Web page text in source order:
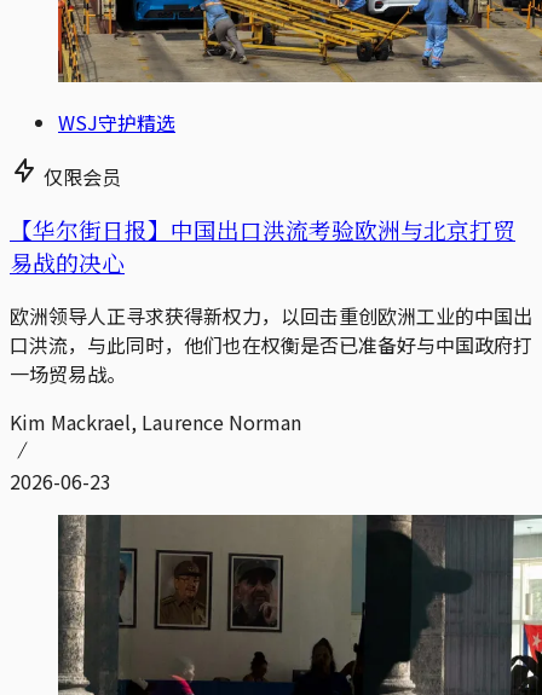
WSJ守护精选
仅限会员
【华尔街日报】中国出口洪流考验欧洲与北京打贸
易战的决心
欧洲领导人正寻求获得新权力，以回击重创欧洲工业的中国出
口洪流，与此同时，他们也在权衡是否已准备好与中国政府打
一场贸易战。
Kim Mackrael, Laurence Norman
2026-06-23